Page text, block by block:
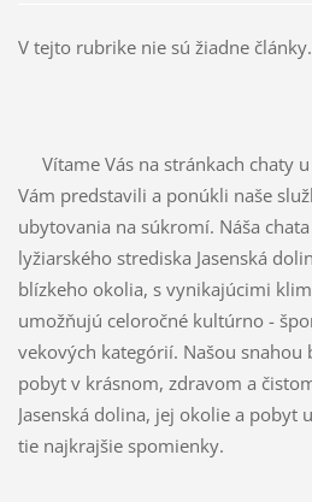
V tejto rubrike nie sú žiadne články.
Vítame Vás na stránkach chaty
Vám predstavili a ponúkli naše
ubytovania na súkromí. Náša
lyžiarského strediska Jasenská
blízkeho okolia, s vynikajúcimi
umožňujú celoročné kultúrno -
vekových kategórií. Našou snahou
pobyt v krásnom, zdravom a
Jasenská dolina, jej okolie a pobyt
tie najkrajšie spomienky.